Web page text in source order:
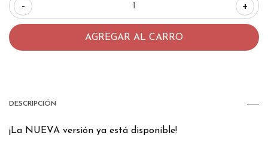
- +
DESCRIPCIÓN
¡La NUEVA versión ya está disponible!